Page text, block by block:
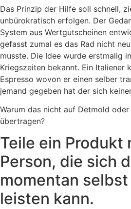
Das Prinzip der Hilfe soll schnell,
unbürokratisch erfolgen. Der
System aus Wertgutscheinen
gefasst zumal es das Rad nicht
musste. Die Idee wurde erstmalig
Kriegszeiten bekannt. Ein Italiener
Espresso wovon er einen selber
jemand gegeben hat der sich
Warum das nicht auf Detmold
übertragen?
Teile ein Produkt
Person, die sich
momentan
leisten kann.